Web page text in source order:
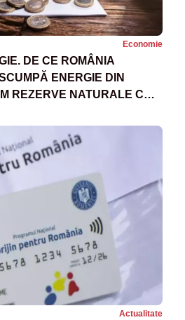
Economie
DE CE ROMÂNIA
ENERGIE DIN
REZERVE NATURALE CÂT
Actualitate